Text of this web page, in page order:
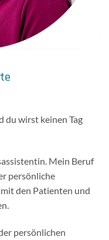
du wirst keinen Tag
Mein Beruf
persönliche
den Patienten und
persönlichen